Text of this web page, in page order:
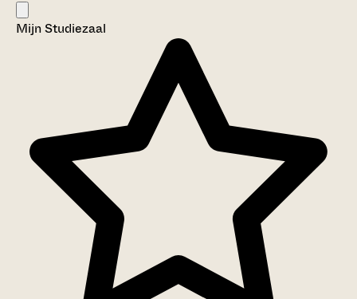
Mijn Studiezaal